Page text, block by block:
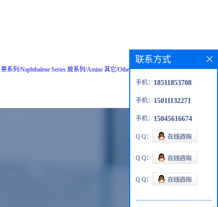
萘系列/Naphthalene Series 胺系列/Amine 其它/Others 粗品/Crude 钙钛矿材
联系方式
手机： 18511853708
手机： 15011132271
手机： 15045616674
Q Q：
Q Q：
Q Q：